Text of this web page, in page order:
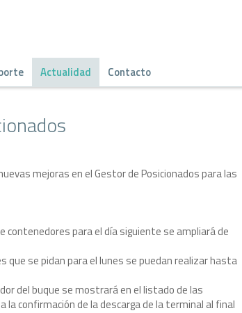
Actualidad Contacto
mejoras en el Gestor de Posicionados para las
contenedores para el día siguiente se ampliará de
que se pidan para el lunes se puedan realizar hasta
del buque se mostrará en el listado de las
la confirmación de la descarga de la terminal al final